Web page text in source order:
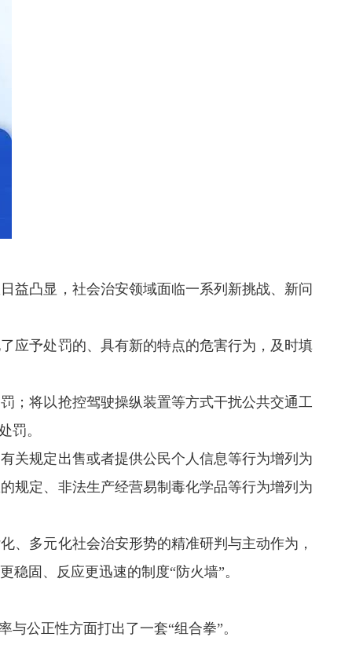
凸显，社会治安领域面临一系列新挑战、新问
予处罚的、具有新的特点的危害行为，及时填
将以抢控驾驶操纵装置等方式干扰公共交通工
罚。
规定出售或者提供公民个人信息等行为增列为
规定、非法生产经营易制毒化学品等行为增列为
多元化社会治安形势的精准研判与主动作为，
固、反应更迅速的制度“防火墙”。
公正性方面打出了一套“组合拳”。